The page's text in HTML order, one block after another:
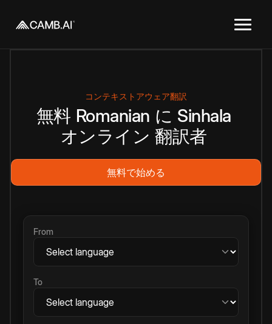
コンテキストアウェア翻訳
無料 Romanian に Sinhala
オンライン 翻訳者
無料で始める
From
To